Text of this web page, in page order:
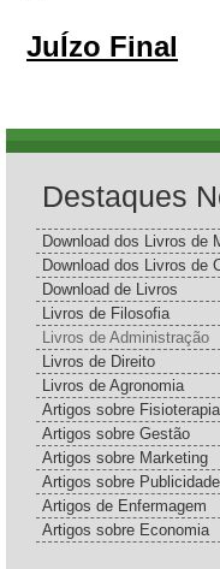
JuÍzo Final
Destaques
Download dos Livros de
Download dos Livros de
Download de Livros
Livros de Filosofia
Livros de Administração
Livros de Direito
Livros de Agronomia
Artigos sobre Fisioterapia
Artigos sobre Gestão
Artigos sobre Marketing
Artigos sobre Publicidade
Artigos de Enfermagem
Artigos sobre Economia